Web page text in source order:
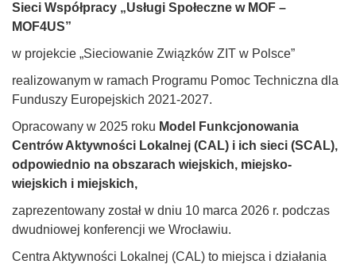
Sieci Współpracy „Usługi Społeczne w MOF –
MOF4US”
w projekcie „Sieciowanie Związków ZIT w Polsce”
realizowanym w ramach Programu Pomoc Techniczna dla
Funduszy Europejskich 2021-2027.
Opracowany w 2025 roku Model Funkcjonowania
Centrów Aktywności Lokalnej (CAL) i ich sieci (SCAL),
odpowiednio na obszarach wiejskich, miejsko-
wiejskich i miejskich,
zaprezentowany został w dniu 10 marca 2026 r. podczas
dwudniowej konferencji we Wrocławiu.
Centra Aktywności Lokalnej (CAL) to miejsca i działania